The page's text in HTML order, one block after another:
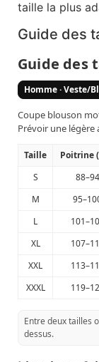
taille la plus
Guide des
Guide des
Homme · Veste/
Coupe blouson
Prévoir une légère
Taille Poitrine
S
88–94
M
L
XL
XXL
XXXL
Entre deux tailles
dessus.